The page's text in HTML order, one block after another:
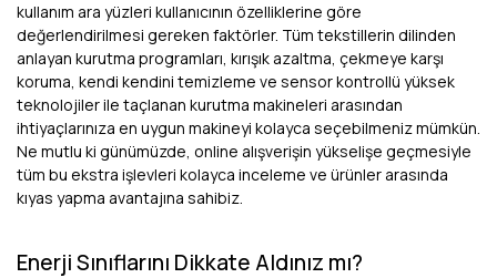
kullanım ara yüzleri kullanıcının özelliklerine göre
değerlendirilmesi gereken faktörler. Tüm tekstillerin dilinden
anlayan kurutma programları, kırışık azaltma, çekmeye karşı
koruma, kendi kendini temizleme ve sensor kontrollü yüksek
teknolojiler ile taçlanan kurutma makineleri arasından
ihtiyaçlarınıza en uygun makineyi kolayca seçebilmeniz mümkün.
Ne mutlu ki günümüzde, online alışverişin yükselişe geçmesiyle
tüm bu ekstra işlevleri kolayca inceleme ve ürünler arasında
kıyas yapma avantajına sahibiz.
Enerji Sınıflarını Dikkate Aldınız mı?